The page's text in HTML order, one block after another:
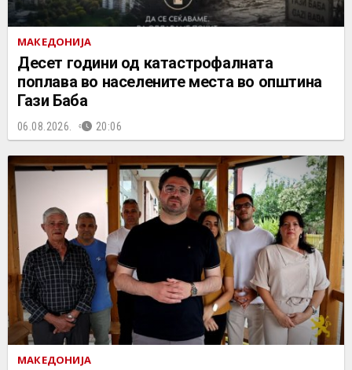
МАКЕДОНИЈА
Десет години од катастрофалната
поплава во населените места во општина
Гази Баба
06.08.2026. 20:06
МАКЕДОНИЈА